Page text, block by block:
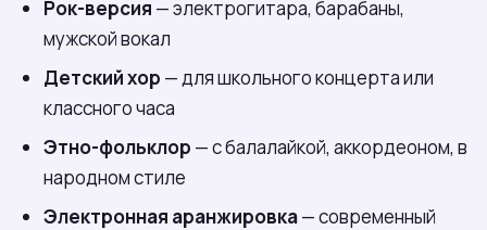
Рок-версия — электрогитара, барабаны,
мужской вокал
Детский хор — для школьного концерта или
классного часа
Этно-фольклор — с балалайкой, аккордеоном, в
народном стиле
Электронная аранжировка— современный